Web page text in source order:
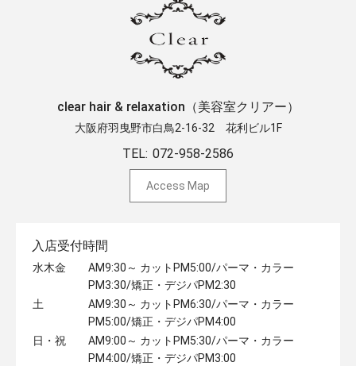
clear hair & relaxation（美容室クリアー）
大阪府羽曳野市白鳥2-16-32 ​花利ビル1F
TEL: 072-958-2586
Access Map
入店受付時間
水木金
AM9:30～ カットPM5:00/パーマ・カラー
PM3:30/矯正・デジパPM2:30
土
AM9:30～ カットPM6:30/パーマ・カラー
PM5:00/矯正・デジパPM4:00
日・祝
AM9:00～ カットPM5:30/パーマ・カラー
PM4:00/矯正・デジパPM3:00